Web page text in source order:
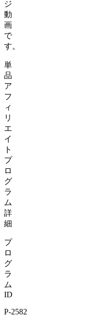
ジ
動
画
で
す。
単
品
ア
フ
ィ
リ
エ
イ
ト
プ
ロ
グ
ラ
ム
詳
細
プ
ロ
グ
ラ
ム
ID
P-2582